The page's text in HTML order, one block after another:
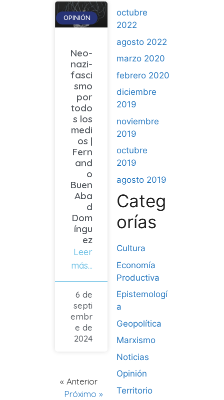
octubre
2022
agosto 2022
marzo 2020
febrero 2020
diciembre
2019
noviembre
2019
octubre
2019
agosto 2019
Categ
orías
Cultura
Economía
Productiva
Epistemologí
a
Geopolítica
Marxismo
Noticias
Opinión
Territorio
OPINIÓN
Neo-
nazi-
fasci
smo
por
todo
s los
medi
os |
Fern
and
o
Buen
Aba
d
Dom
íngu
ez
Leer
más...
6 de
septi
embr
e de
2024
« Anterior
Próximo »